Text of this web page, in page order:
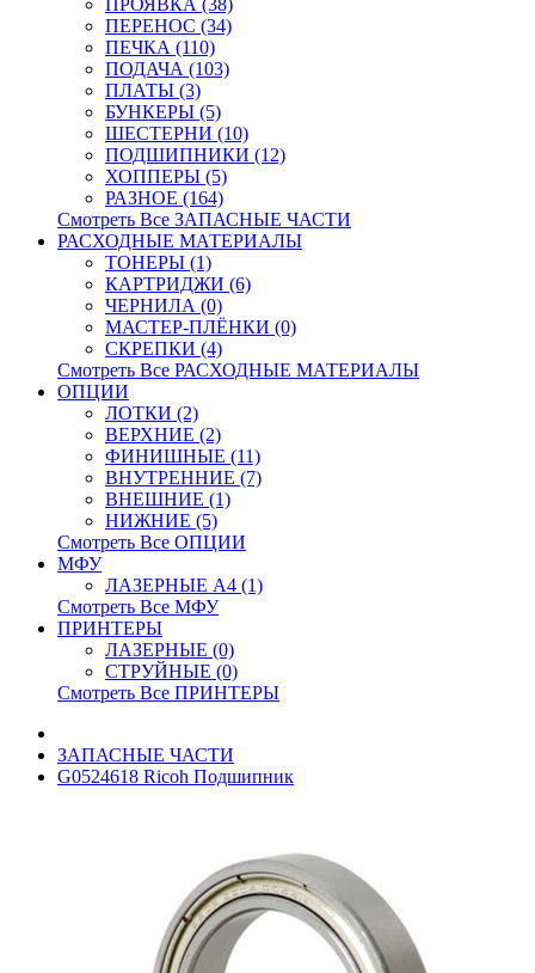
ПРОЯВКА (38)
ПЕРЕНОС (34)
ПЕЧКА (110)
ПОДАЧА (103)
ПЛАТЫ (3)
БУНКЕРЫ (5)
ШЕСТЕРНИ (10)
ПОДШИПНИКИ (12)
ХОППЕРЫ (5)
РАЗНОЕ (164)
Смотреть Все ЗАПАСНЫЕ ЧАСТИ
РАСХОДНЫЕ МАТЕРИАЛЫ
ТОНЕРЫ (1)
КАРТРИДЖИ (6)
ЧЕРНИЛА (0)
МАСТЕР-ПЛЁНКИ (0)
СКРЕПКИ (4)
Смотреть Все РАСХОДНЫЕ МАТЕРИАЛЫ
ОПЦИИ
ЛОТКИ (2)
ВЕРХНИЕ (2)
ФИНИШНЫЕ (11)
ВНУТРЕННИЕ (7)
ВНЕШНИЕ (1)
НИЖНИЕ (5)
Смотреть Все ОПЦИИ
МФУ
ЛАЗЕРНЫЕ A4 (1)
Смотреть Все МФУ
ПРИНТЕРЫ
ЛАЗЕРНЫЕ (0)
СТРУЙНЫЕ (0)
Смотреть Все ПРИНТЕРЫ
ЗАПАСНЫЕ ЧАСТИ
G0524618 Ricoh Подшипник